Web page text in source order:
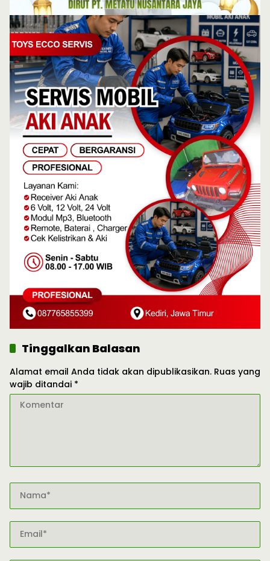
Tinggalkan Balasan
Alamat email Anda tidak akan dipublikasikan. Ruas yang
wajib ditandai *